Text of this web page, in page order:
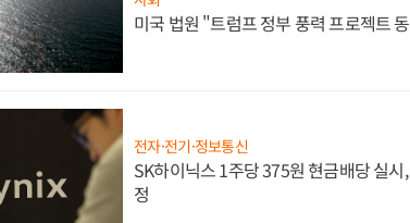
미국 법원 "트럼프 정부 풍력 프로젝트
전자·전기·정보통신
SK하이닉스 1주당 375원 현금배당 실
정